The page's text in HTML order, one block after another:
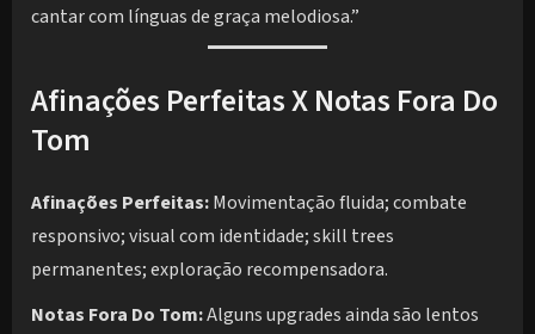
cantar com línguas de graça melodiosa.”
Afinações Perfeitas X Notas Fora Do
Tom
Afinações Perfeitas:Movimentação fluida; combate
responsivo; visual com identidade; skill trees
permanentes; exploração recompensadora.
Notas Fora Do Tom:Alguns upgrades ainda são lentos